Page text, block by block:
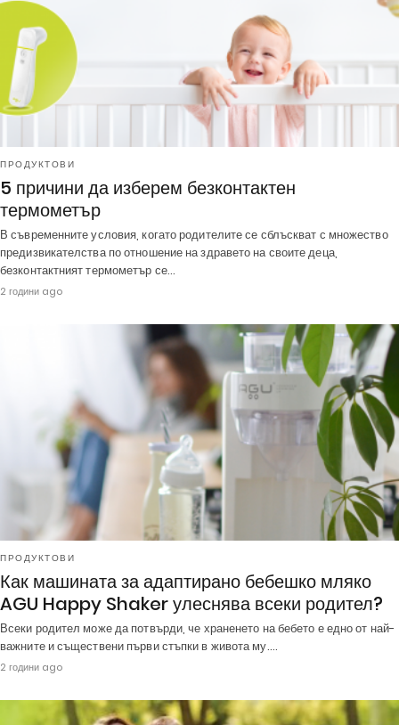
ПРОДУКТОВИ
5 причини да изберем безконтактен
термометър
В съвременните условия, когато родителите се сблъскват с множество
предизвикателства по отношение на здравето на своите деца,
безконтактният термометър се…
2 години ago
ПРОДУКТОВИ
Как машината за адаптирано бебешко мляко
AGU Happy Shaker улеснява всеки родител?
Всеки родител може да потвърди, че храненето на бебето е едно от най-
важните и съществени първи стъпки в живота му.…
2 години ago